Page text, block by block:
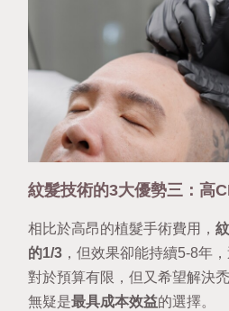
紋髮技術的3大優勢三：高
相比於高昂的植髮手術費用，
的1/3 ，但效果卻能持續5-8年
對於預算有限，但又希望解決
無疑是最具成本效益的選擇。